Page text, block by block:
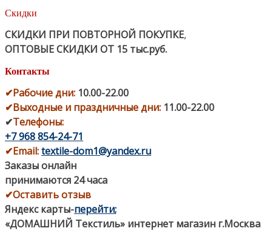
Скидки
СКИДКИ ПРИ ПОВТОРНОЙ ПОКУПКЕ,
ОПТОВЫЕ СКИДКИ ОТ 15 тыс.руб.
Контакты
✔Рабочие дни: 10.00-22.00
✔Выходные и праздничные дни: 11.00-22.00
✔Телефоны:
+7 968 854-24-71
✔Email:textile-dom1@yandex.ru
Заказы онлайн
принимаются 24 часа
✔Оставить отзыв
Яндекс карты-перейти;
«ДОМАШНИЙ Текстиль» интернет магазин г.Москва